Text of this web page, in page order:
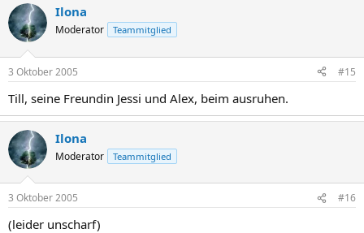
Ilona
Moderator Teammitglied
3 Oktober 2005 #15
Till, seine Freundin Jessi und Alex, beim ausruhen.
Ilona
Moderator Teammitglied
3 Oktober 2005 #16
(leider unscharf)